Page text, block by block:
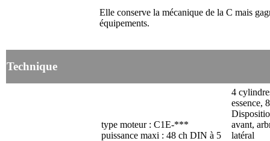
Elle conserve la mécanique de la C mais
équipements.
Technique
type moteur : C1E-***
puissance maxi : 48 ch DIN à 5
4
essence,
avant,
latéral